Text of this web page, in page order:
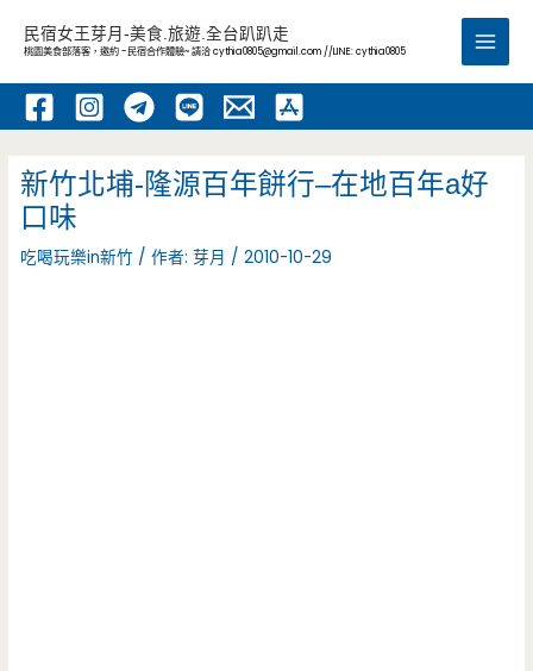
內
民宿女王芽月-美食.旅遊.全台趴趴走
桃園美食部落客，邀約 -民宿合作體驗~ 請洽cythia0805@gmail.com //LINE: cythia0805
Main
新竹北埔-隆源百年餅行–在地百年a好
口味
吃喝玩樂in新竹 / 作者:芽月 /2010-10-29